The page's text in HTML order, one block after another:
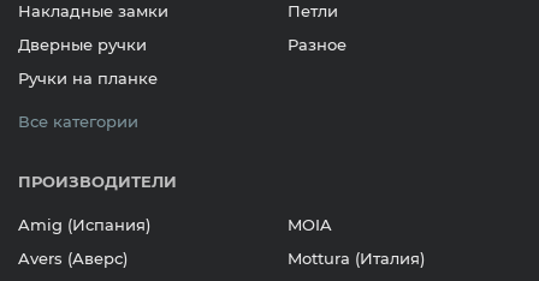
Накладные замки
Дверные ручки
Ручки на планке
Петли
Разное
Все категории
ПРОИЗВОДИТЕЛИ
Amig (Испания)
Avers (Аверс)
MOIA
Mottura (Италия)